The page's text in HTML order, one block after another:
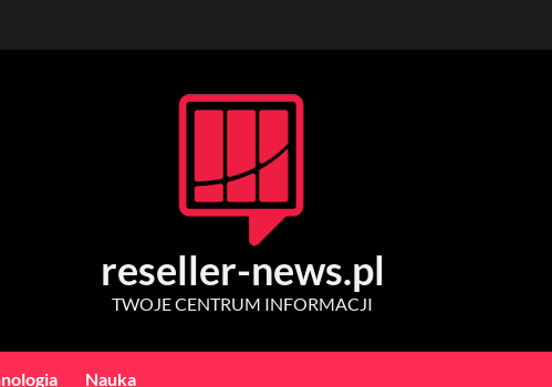
reseller-news.pl
TWOJE CENTRUM INFORMACJI
Nauka